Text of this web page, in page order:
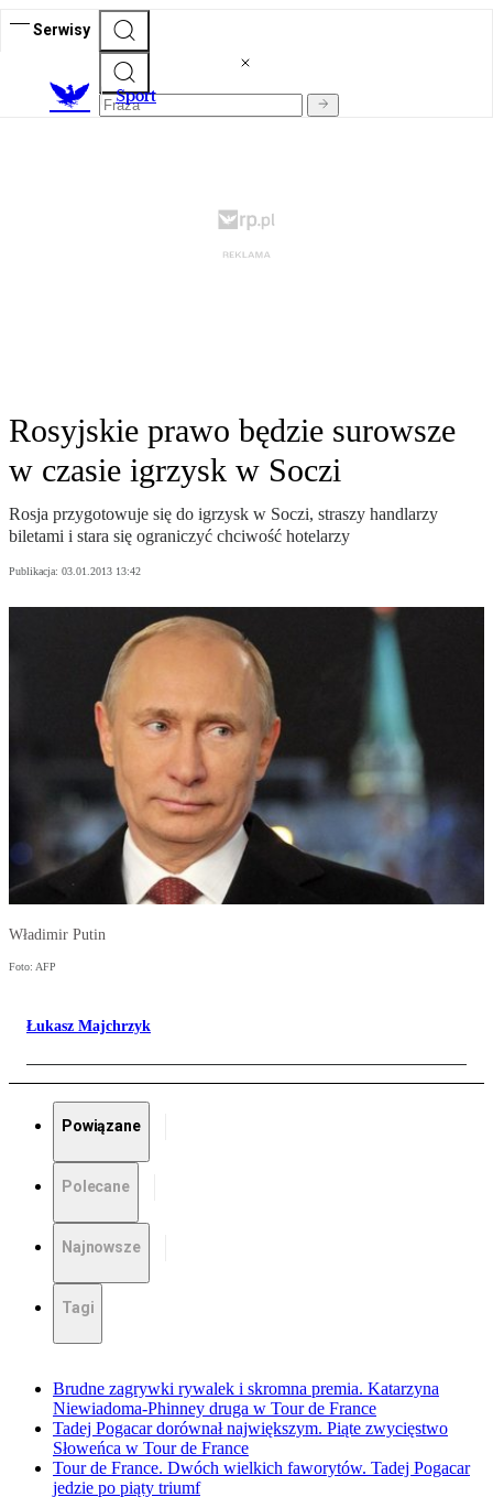
Serwisy
Sport
Rosyjskie prawo będzie surowsze
w czasie igrzysk w Soczi
Rosja przygotowuje się do igrzysk w Soczi, straszy handlarzy
biletami i stara się ograniczyć chciwość hotelarzy
Publikacja: 03.01.2013 13:42
Władimir Putin
Foto: AFP
Łukasz Majchrzyk
Powiązane
Polecane
Najnowsze
Tagi
Brudne zagrywki rywalek i skromna premia. Katarzyna
Niewiadoma-Phinney druga w Tour de France
Tadej Pogacar dorównał największym. Piąte zwycięstwo
Słoweńca w Tour de France
Tour de France. Dwóch wielkich faworytów. Tadej Pogacar
jedzie po piąty triumf